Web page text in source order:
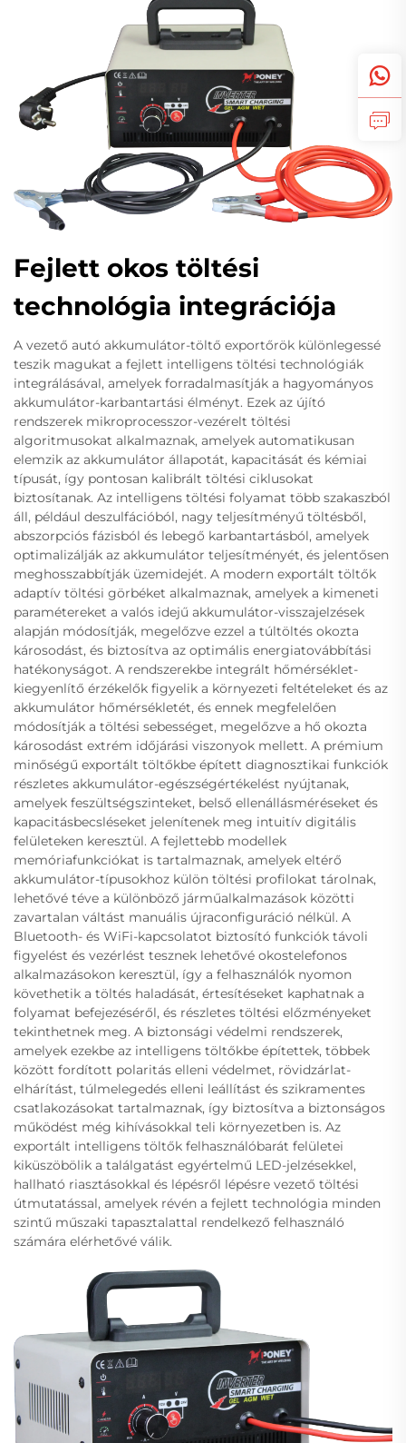
Fejlett okos töltési
technológia integrációja
A vezető autó akkumulátor-töltő exportőrök különlegessé
teszik magukat a fejlett intelligens töltési technológiák
integrálásával, amelyek forradalmasítják a hagyományos
akkumulátor-karbantartási élményt. Ezek az újító
rendszerek mikroprocesszor-vezérelt töltési
algoritmusokat alkalmaznak, amelyek automatikusan
elemzik az akkumulátor állapotát, kapacitását és kémiai
típusát, így pontosan kalibrált töltési ciklusokat
biztosítanak. Az intelligens töltési folyamat több szakaszból
áll, például deszulfációból, nagy teljesítményű töltésből,
abszorpciós fázisból és lebegő karbantartásból, amelyek
optimalizálják az akkumulátor teljesítményét, és jelentősen
meghosszabbítják üzemidejét. A modern exportált töltők
adaptív töltési görbéket alkalmaznak, amelyek a kimeneti
paramétereket a valós idejű akkumulátor-visszajelzések
alapján módosítják, megelőzve ezzel a túltöltés okozta
károsodást, és biztosítva az optimális energiatovábbítási
hatékonyságot. A rendszerekbe integrált hőmérséklet-
kiegyenlítő érzékelők figyelik a környezeti feltételeket és az
akkumulátor hőmérsékletét, és ennek megfelelően
módosítják a töltési sebességet, megelőzve a hő okozta
károsodást extrém időjárási viszonyok mellett. A prémium
minőségű exportált töltőkbe épített diagnosztikai funkciók
részletes akkumulátor-egészségértékelést nyújtanak,
amelyek feszültségszinteket, belső ellenállásméréseket és
kapacitásbecsléseket jelenítenek meg intuitív digitális
felületeken keresztül. A fejlettebb modellek
memóriafunkciókat is tartalmaznak, amelyek eltérő
akkumulátor-típusokhoz külön töltési profilokat tárolnak,
lehetővé téve a különböző járműalkalmazások közötti
zavartalan váltást manuális újraconfiguráció nélkül. A
Bluetooth- és WiFi-kapcsolatot biztosító funkciók távoli
figyelést és vezérlést tesznek lehetővé okostelefonos
alkalmazásokon keresztül, így a felhasználók nyomon
követhetik a töltés haladását, értesítéseket kaphatnak a
folyamat befejezéséről, és részletes töltési előzményeket
tekinthetnek meg. A biztonsági védelmi rendszerek,
amelyek ezekbe az intelligens töltőkbe építettek, többek
között fordított polaritás elleni védelmet, rövidzárlat-
elhárítást, túlmelegedés elleni leállítást és szikramentes
csatlakozásokat tartalmaznak, így biztosítva a biztonságos
működést még kihívásokkal teli környezetben is. Az
exportált intelligens töltők felhasználóbarát felületei
kiküszöbölik a találgatást egyértelmű LED-jelzésekkel,
hallható riasztásokkal és lépésről lépésre vezető töltési
útmutatással, amelyek révén a fejlett technológia minden
szintű műszaki tapasztalattal rendelkező felhasználó
számára elérhetővé válik.